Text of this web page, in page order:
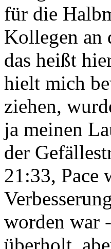
für die
Kollegen an
das heißt
hielt mich
ziehen,
ja meinen
der
21:33, Pace
worden war